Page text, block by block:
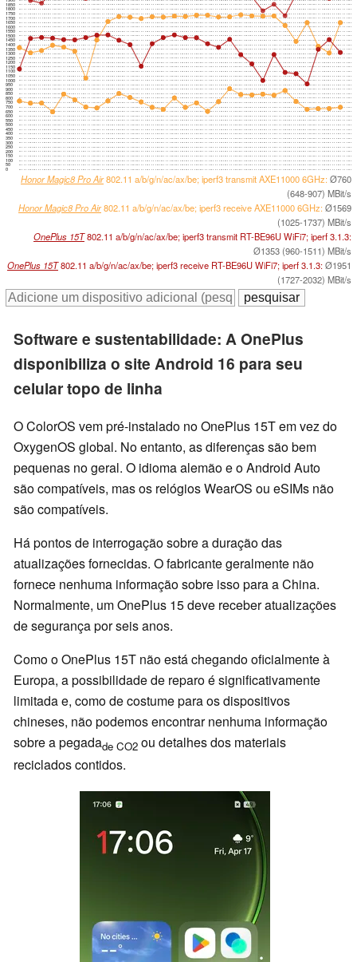
0
50
100
150
200
250
300
350
400
450
500
550
600
650
700
750
800
850
900
950
1000
1050
1100
1150
1200
1250
1300
1350
1400
1450
1500
1550
1600
1650
1700
1750
1800
1850
Honor Magic8 Pro Air802.11 a/​b/​g/​n/​ac/​ax/​be; iperf3 transmit AXE11000 6GHz:Ø760
(648-907) MBit/s
Honor Magic8 Pro Air802.11 a/​b/​g/​n/​ac/​ax/​be; iperf3 receive AXE11000 6GHz:Ø1569
(1025-1737) MBit/s
OnePlus 15T802.11 a/​b/​g/​n/​ac/​ax/​be; iperf3 transmit RT-BE96U WiFi7; iperf 3.1.3:
Ø1353 (960-1511) MBit/s
OnePlus 15T802.11 a/​b/​g/​n/​ac/​ax/​be; iperf3 receive RT-BE96U WiFi7; iperf 3.1.3:Ø1951
(1727-2032) MBit/s
Software e sustentabilidade: A OnePlus
disponibiliza o site Android 16 para seu
celular topo de linha
O ColorOS vem pré-instalado no OnePlus 15T em vez do
OxygenOS global. No entanto, as diferenças são bem
pequenas no geral. O idioma alemão e o Android Auto
são compatíveis, mas os relógios WearOS ou eSIMs não
são compatíveis.
Há pontos de interrogação sobre a duração das
atualizações fornecidas. O fabricante geralmente não
fornece nenhuma informação sobre isso para a China.
Normalmente, um OnePlus 15 deve receber atualizações
de segurança por seis anos.
Como o OnePlus 15T não está chegando oficialmente à
Europa, a possibilidade de reparo é significativamente
limitada e, como de costume para os dispositivos
chineses, não podemos encontrar nenhuma informação
sobre a pegadade CO2 ou detalhes dos materiais
reciclados contidos.